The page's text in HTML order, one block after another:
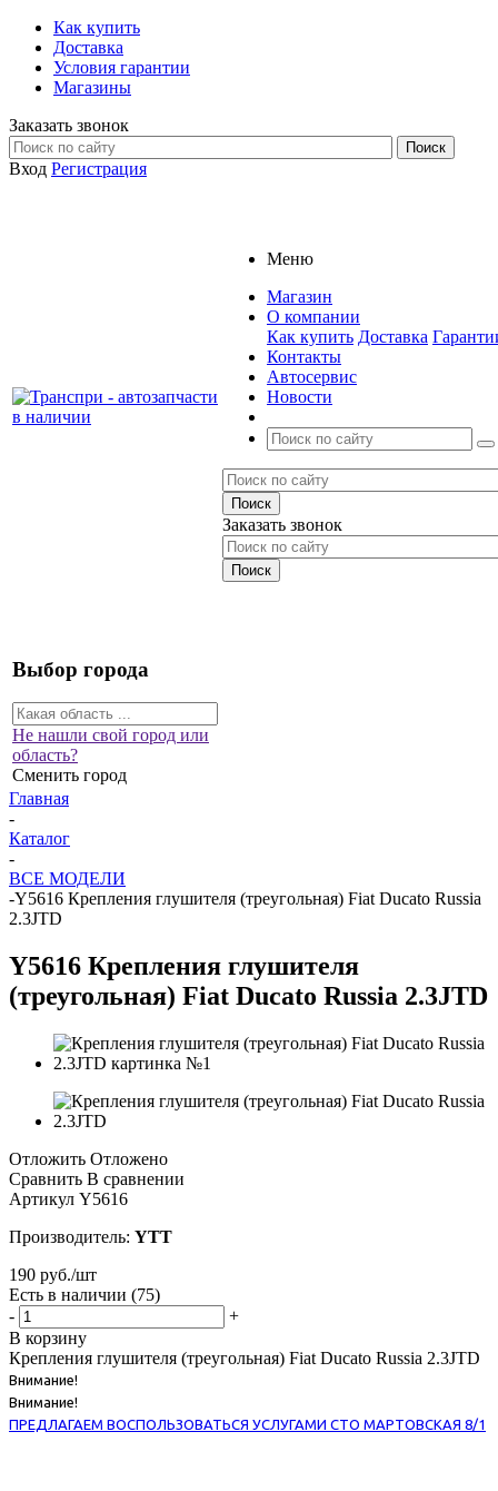
Как купить
Доставка
Условия гарантии
Магазины
Заказать звонок
Вход Регистрация
Меню
Магазин
О компании
Как купить Доставка
Контакты
Автосервис
Новости
Заказать звонок
Выбор города
Не нашли свой город или
область?
Сменить город
Главная
-
Каталог
-
ВСЕ МОДЕЛИ
-Y5616 Крепления глушителя (треугольная) Fiat Ducato Russia
2.3JTD
Y5616 Крепления глушителя
(треугольная) Fiat Ducato Russia 2.3JTD
Отложить Отложено
Сравнить В сравнении
Артикул Y5616
Производитель: YTT
190 руб./шт
Есть в наличии (75)
-
+
В корзину
Крепления глушителя (треугольная) Fiat Ducato Russia 2.3JTD
Внимание!
Внимание!
ПРЕДЛАГАЕМ ВОСПОЛЬЗОВАТЬСЯ УСЛУГАМИ СТО МАРТОВСКАЯ 8/1